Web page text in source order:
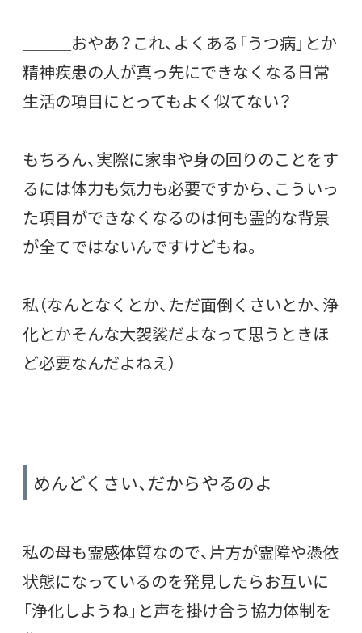
＿＿＿おやあ？これ、よくある「うつ病」とか
精神疾患の人が真っ先にできなくなる日常
生活の項目にとってもよく似てない？
もちろん、実際に家事や身の回りのことをす
るには体力も気力も必要ですから、こういっ
た項目ができなくなるのは何も霊的な背景
が全てではないんですけどもね。
私（なんとなくとか、ただ面倒くさいとか、浄
化とかそんな大袈裟だよなって思うときほ
ど必要なんだよねえ）
めんどくさい、だからやるのよ
私の母も霊感体質なので、片方が霊障や憑依
状態になっているのを発見したらお互いに
「浄化しようね」と声を掛け合う協力体制を